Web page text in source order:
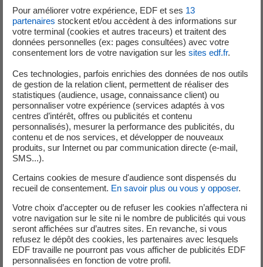
Registre rejets radioactifs Fessenheim Août 2025
2025
Registre rejets radioactifs Fessenheim Juillet
2025
Registre rejets chimiques Fessenheim Juin 2025
Registre rejets radioactifs Fessenheim Juin 2025
Registre rejets chimiques Fessenheim Mai 2025
Registre rejets radioactifs Fessenheim Mai 2025
Pour améliorer votre expérience, EDF et ses 13
partenaires stockent et/ou accèdent à des informations sur
votre terminal (cookies et autres traceurs) et traitent des
données personnelles (ex: pages consultées) avec votre
consentement lors de votre navigation sur les sites edf.fr.
Ces technologies, parfois enrichies des données de nos outils
de gestion de la relation client, permettent de réaliser des
statistiques (audience, usage, connaissance client) ou
personnaliser votre expérience (services adaptés à vos
centres d’intérêt, offres ou publicités et contenu
personnalisés), mesurer la performance des publicités, du
contenu et de nos services, et développer de nouveaux
produits, sur Internet ou par communication directe (e-mail,
SMS...).
Certains cookies de mesure d'audience sont dispensés du
recueil de consentement. En savoir plus ou vous y opposer.
Votre choix d’accepter ou de refuser les cookies n’affectera ni
votre navigation sur le site ni le nombre de publicités qui vous
seront affichées sur d’autres sites. En revanche, si vous
refusez le dépôt des cookies, les partenaires avec lesquels
EDF travaille ne pourront pas vous afficher de publicités EDF
personnalisées en fonction de votre profil.